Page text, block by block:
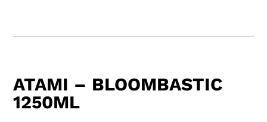
ATAMI – BLOOMBASTIC
1250ML